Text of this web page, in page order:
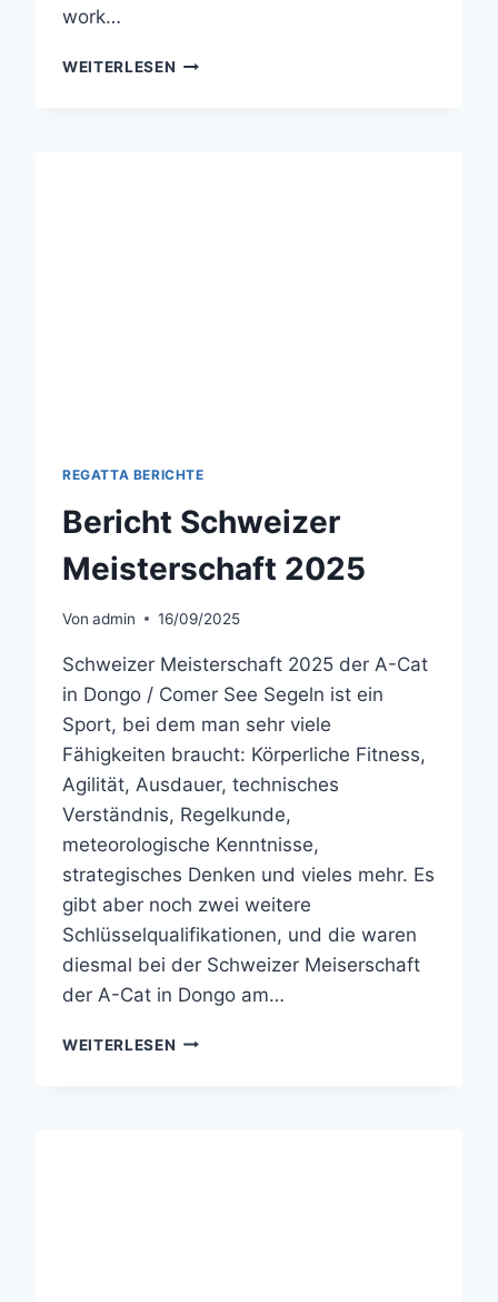
work…
WEITERLESEN IACA
REGATTA BERICHTE
Bericht Schweizer
Meisterschaft 2025
Von admin 16/09/2025
Schweizer Meisterschaft 2025 der A-Cat
in Dongo / Comer See Segeln ist ein
Sport, bei dem man sehr viele
Fähigkeiten braucht: Körperliche Fitness,
Agilität, Ausdauer, technisches
Verständnis, Regelkunde,
meteorologische Kenntnisse,
strategisches Denken und vieles mehr. Es
gibt aber noch zwei weitere
Schlüsselqualifikationen, und die waren
diesmal bei der Schweizer Meiserschaft
der A-Cat in Dongo am…
WEITERLESEN BERICHT